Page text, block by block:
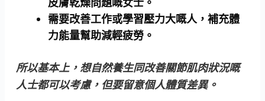
需要改善工作或學習壓力大嘅人 ，補充體
力能量幫助減輕疲勞。
所以基本上，想自然養生同改善關節肌肉狀況嘅
人士都可以考慮，但要留意個人體質差異。